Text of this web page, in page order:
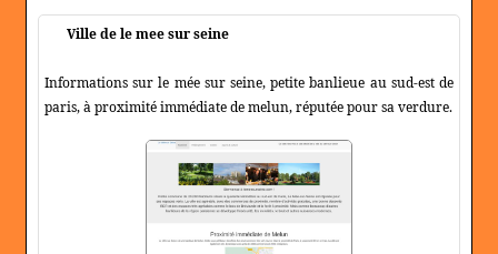
Ville de le mee sur seine
Informations sur le mée sur seine, petite banlieue au sud-est de
paris, à proximité immédiate de melun, réputée pour sa verdure.